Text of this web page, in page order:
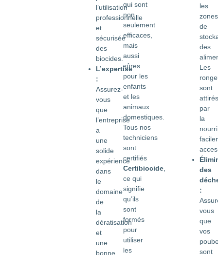
l’utilisation
professionnelle
et
sécurisée
des
biocides.
L’expertise
:
Assurez-
vous
que
l’entreprise
a
une
solide
expérience
dans
le
domaine
de
la
dératisation
et
une
bonne
qui sont
non
seulement
efficaces,
mais
aussi
sûres
pour les
enfants
et les
animaux
domestiques.
Tous nos
techniciens
sont
certifiés
Certibiocide,
ce qui
signifie
qu’ils
sont
formés
pour
utiliser
les
les
zones
de
des
Les
sont
attirés
par
la
des
:
vous
que
vos
sont